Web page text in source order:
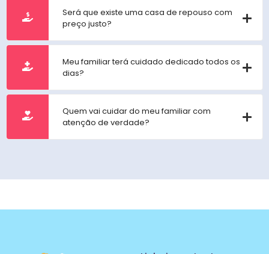
Será que existe uma casa de repouso com
preço justo?
Meu familiar terá cuidado dedicado todos os
dias?
Quem vai cuidar do meu familiar com
atenção de verdade?